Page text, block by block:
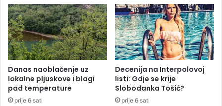
h
a
,
r
a
s
p
i
s
a
i
m
u
:
O
s
v
o
j
i
Danas naoblačenje uz
lokalne pljuskove i blagi
pad temperature
prije 6 sati
Decenija na Interpolovoj
listi: Gdje se krije
Slobodanka Tošić?
prije 6 sati